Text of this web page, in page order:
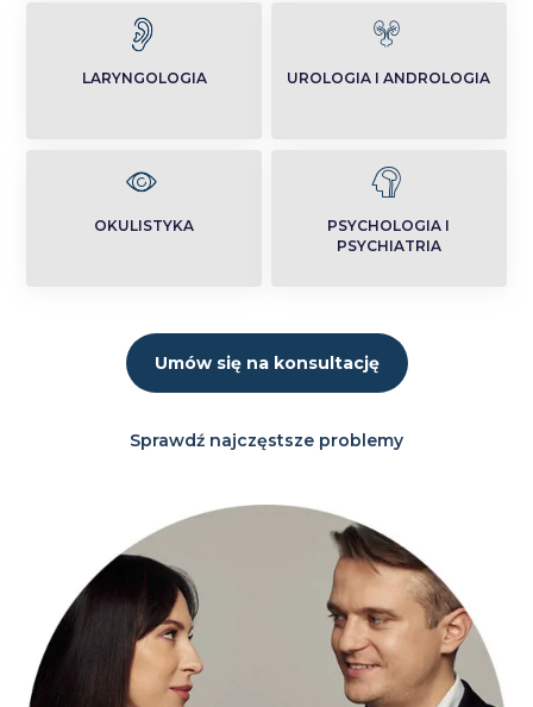
LARYNGOLOGIA UROLOGIA I ANDROLOGIA
OKULISTYKA
PSYCHOLOGIA I
PSYCHIATRIA
Umów się na konsultację
Sprawdź najczęstsze problemy